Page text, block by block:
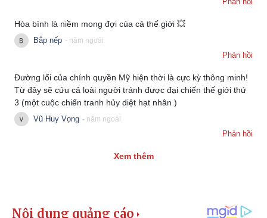
Tiêu dùng
Hòa bình là niềm mong đợi của cả thế giới 💥
Bắp nếp - năm ngoái
Phản hồi
Đường lối của chính quyền Mỹ hiện thời là cực kỳ thông minh!
Từ đây sẽ cứu cả loài người tránh được đại chiến thế giới thứ
3 (một cuộc chiến tranh hủy diệt hạt nhân )
Vũ Huy Vọng - năm ngoái
Phản hồi
Xem thêm